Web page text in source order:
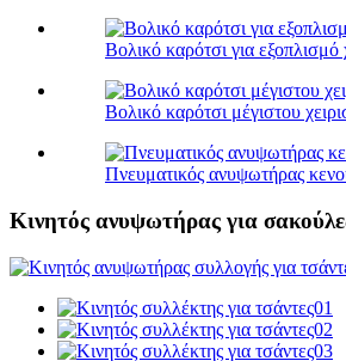
Βολικό καρότσι για εξοπλισμό
Βολικό καρότσι μέγιστου
Πνευματικός ανυψωτήρας
Κινητός ανυψωτήρας για